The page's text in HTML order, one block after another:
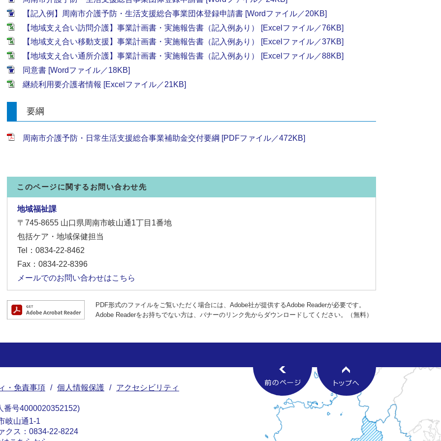
【記入例】周南市介護予防・生活支援総合事業団体登録申請書 [Wordファイル／20KB]
【地域支え合い訪問介護】事業計画書・実施報告書（記入例あり） [Excelファイル／76KB]
【地域支え合い移動支援】事業計画書・実施報告書（記入例あり） [Excelファイル／37KB]
【地域支え合い通所介護】事業計画書・実施報告書（記入例あり） [Excelファイル／88KB]
同意書 [Wordファイル／18KB]
継続利用要介護者情報 [Excelファイル／21KB]
要綱
周南市介護予防・日常生活支援総合事業補助金交付要綱 [PDFファイル／472KB]
このページに関するお問い合わせ先
地域福祉課
〒745-8655 山口県周南市岐山通1丁目1番地
包括ケア・地域保健担当
Tel：0834-22-8462
Fax：0834-22-8396
メールでのお問い合わせはこちら
PDF形式のファイルをご覧いただく場合には、Adobe社が提供するAdobe Readerが必要です。
Adobe Readerをお持ちでない方は、バナーのリンク先からダウンロードしてください。（無料）
・免責事項 個人情報保護 アクセシビリティ
番号4000020352152
岐山通1-1
クス：0834-22-8224